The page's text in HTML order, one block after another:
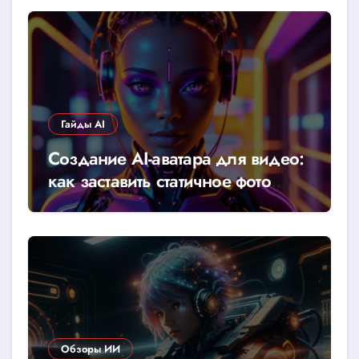
Гайды AI
Создание AI-аватара для видео:
как заставить статичное фото
говорить
Обзоры ИИ